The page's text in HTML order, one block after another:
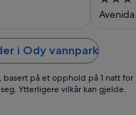
out
5
i Ody vannpark
på et opphold på 1 natt for
Ytterligere vilkår kan gjelde.